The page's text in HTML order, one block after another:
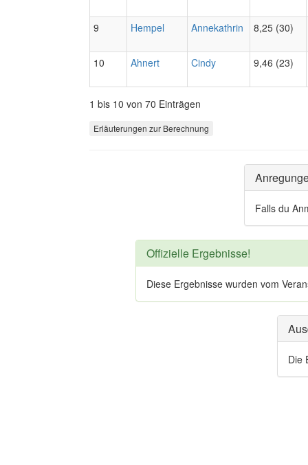
9 Hempel Annekathrin 8,25 (30)
10 Ahnert Cindy 9,46 (23)
1 bis 10 von 70 Einträgen
Erläuterungen zur Berechnung
Falls du
Offizielle Ergebnisse!
Diese Ergebnisse wurden vom
Die